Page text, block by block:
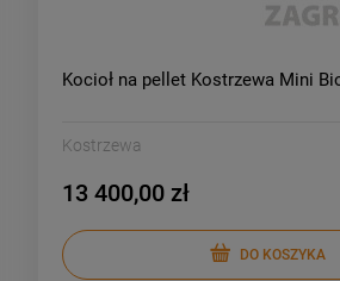
Kocioł na pellet Kostrzewa Mini
Kostrzewa
13 400,00 zł
DO KOSZYKA